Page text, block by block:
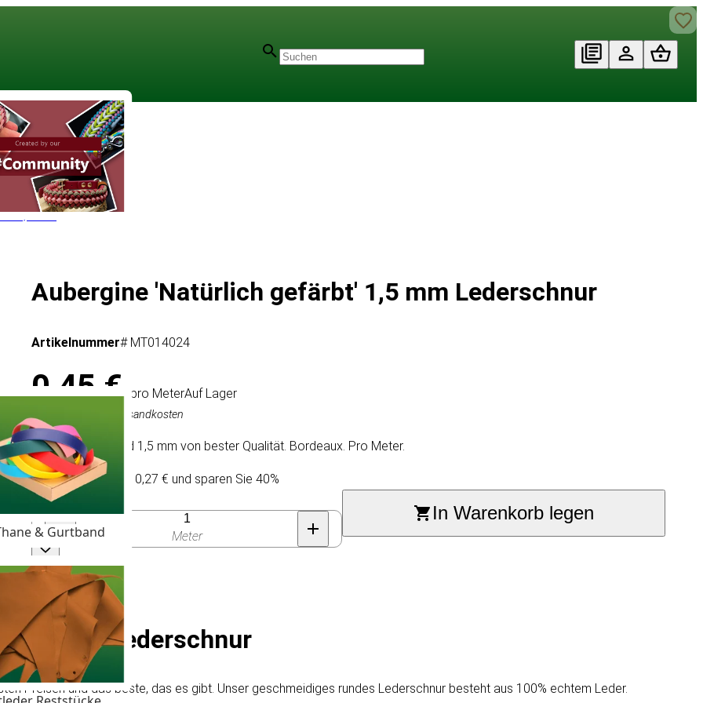
& Gurtband
- 1,5 mm
Aubergine 'Natürlich gefärbt' 1,5 mm Lederschnur
Artikelnummer# MT014024
0,45 €/ pro MeterAuf Lager
Inkl. MwSt., exkl. Versandkosten
Rundes Lederband 1,5 mm von bester Qualität. Bordeaux. Pro Meter.
Kaufen Sie 100 für 0,27 € und sparen Sie 40%
Anzahl
Meter
In Warenkorb legen
1,5 mm Lederschnur
Preisen und das beste, das es gibt. Unser geschmeidiges rundes Lederschnur besteht aus 100% echtem Leder.